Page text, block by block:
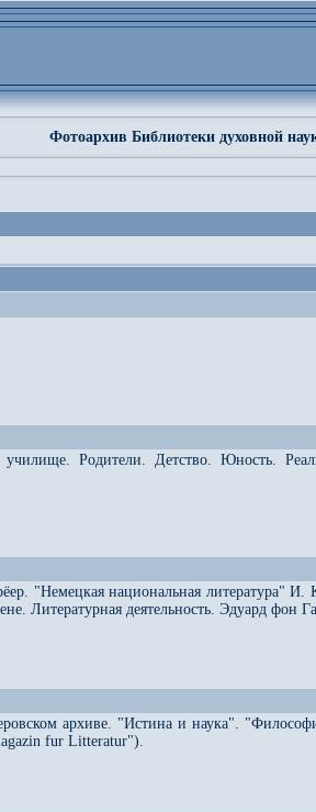
Фотоархив Библиотеки духовной
училище. Родители. Детство. Юность.
"Немецкая национальная литература" И.
Литературная деятельность. Эдуард фон
архиве. "Истина и наука".
fur Litteratur").